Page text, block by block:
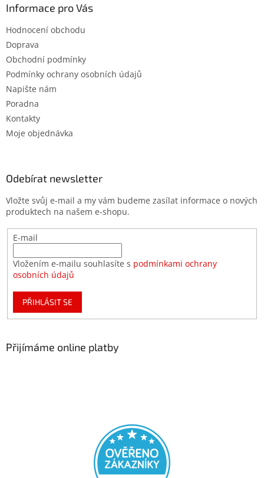
Informace pro Vás
Hodnocení obchodu
Doprava
Obchodní podmínky
Podmínky ochrany osobních údajů
Napište nám
Poradna
Kontakty
Moje objednávka
Odebírat newsletter
Vložte svůj e-mail a my vám budeme zasílat informace o nových
produktech na našem e-shopu.
E-mail
Vložením e-mailu souhlasíte s podmínkami ochrany
osobních údajů
PŘIHLÁSIT SE
Přijímáme online platby